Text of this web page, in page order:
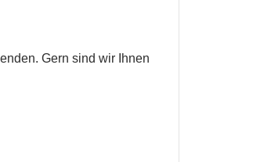
Gern sind wir Ihnen